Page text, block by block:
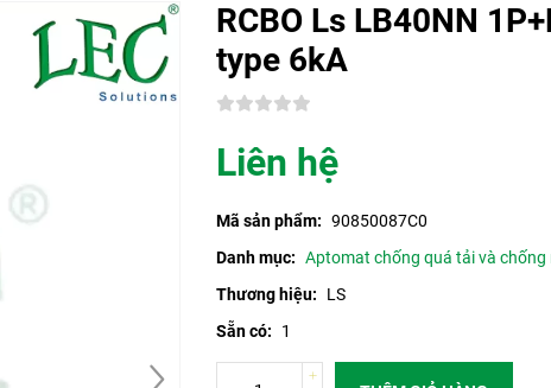
RCBO Ls LB40NN
type 6kA
Liên hệ
Mã sản phẩm: 90850087C0
Danh mục: Aptomat chống quá tải và chống
Thương hiệu:
LS
Sẵn có:
1